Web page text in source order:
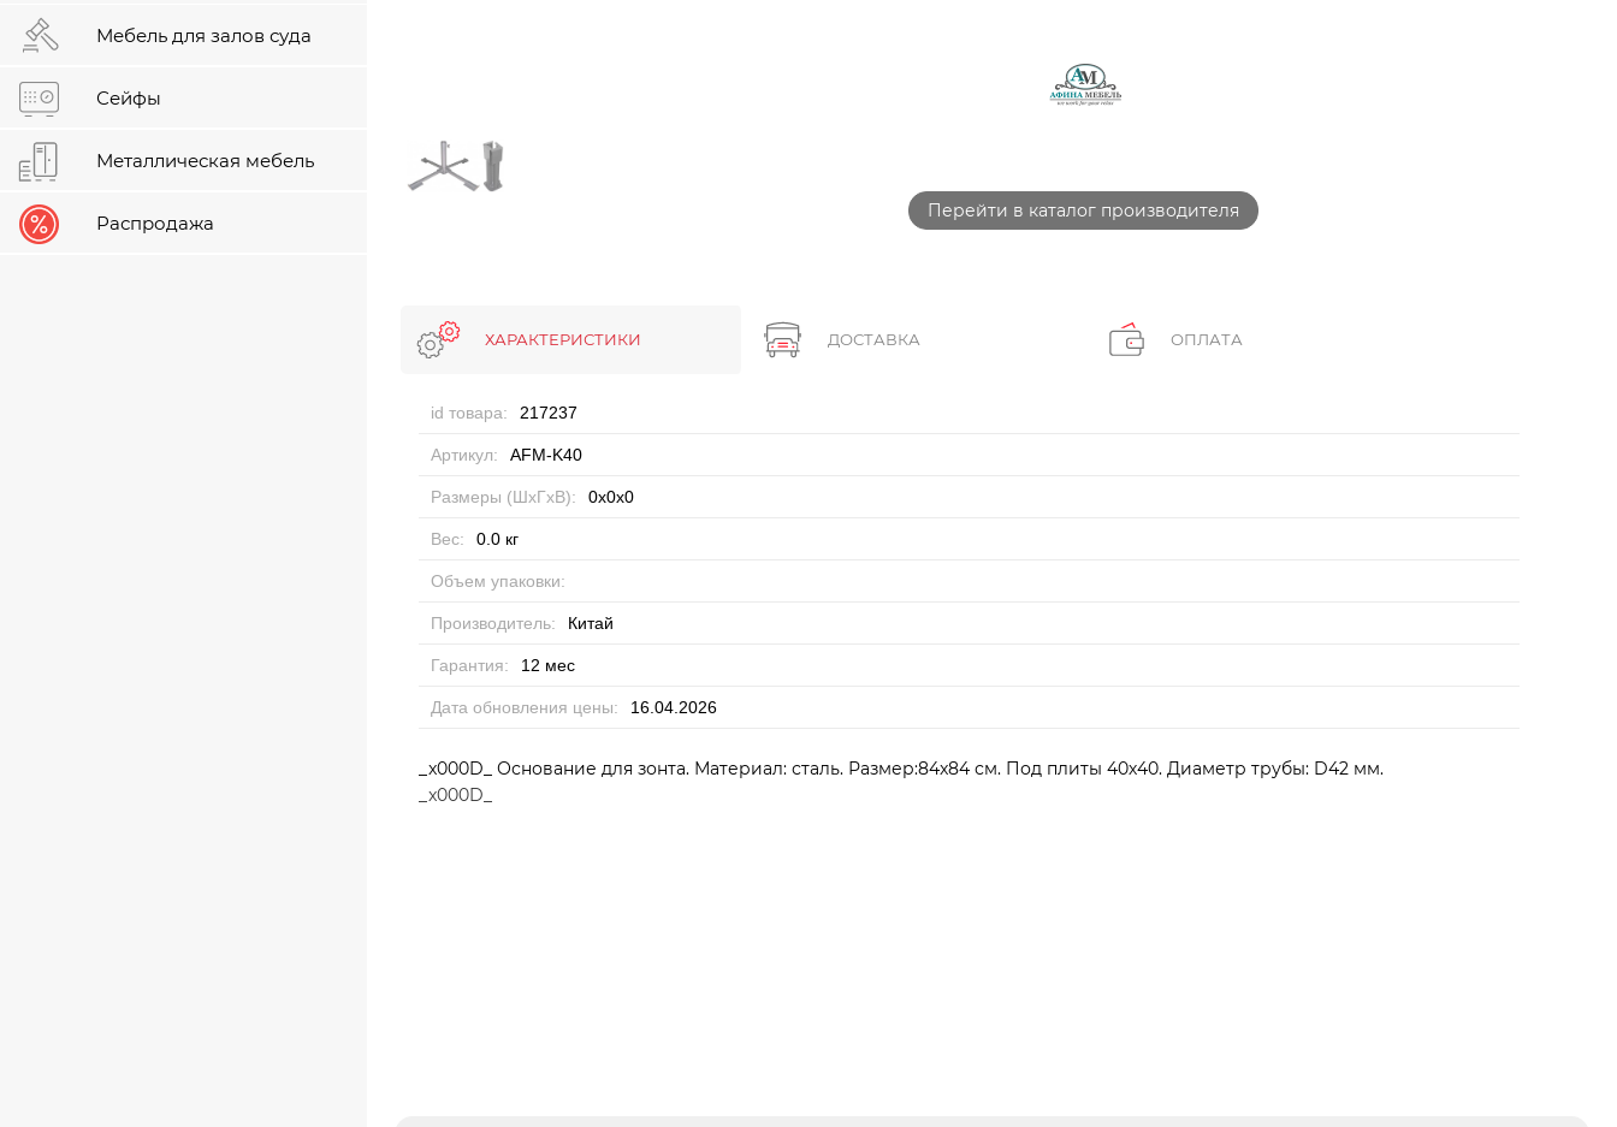
Перейти в каталог производителя
ХАРАКТЕРИСТИКИ ДОСТАВКА ОПЛАТА
id товара: 217237
Артикул: AFM-K40
Размеры (ШхГхВ): 0x0x0
Вес: 0.0 кг
Объем упаковки:
Производитель: Китай
Гарантия: 12 мес
Дата обновления цены: 16.04.2026
_x000D_ Основание для зонта. Материал: сталь. Размер:84x84 см. Под плиты 40х40. Диаметр трубы: D42 мм.
_x000D_
Мебель для залов суда
Сейфы
Металлическая мебель
Распродажа